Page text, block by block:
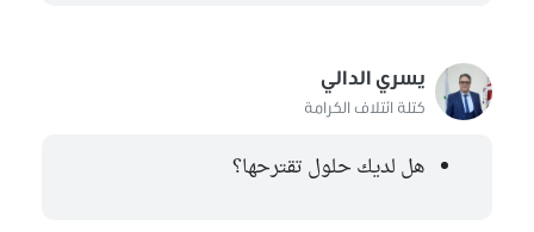
يسري الدالي
كتلة ائتلاف الكرامة
هل لديك حلول تقترحها؟